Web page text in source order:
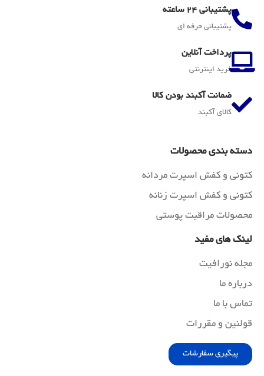
پشتیبانی 24 ساعته
پشتیبانی حرفه ای
پرداخت آنلاین
خرید اینترنتی
ضمانت آکبند بودن کالا
کالای آکبند
دسته بندی محصولات
کتونی و کفش اسپرت مردانه
کتونی و کفش اسپرت زنانه
محصولات مراقبت پوستی
لینک های مفید
مجله نورافیت
درباره ما
تماس با ما
قولنین و مقررات
پیگیری سفارشات